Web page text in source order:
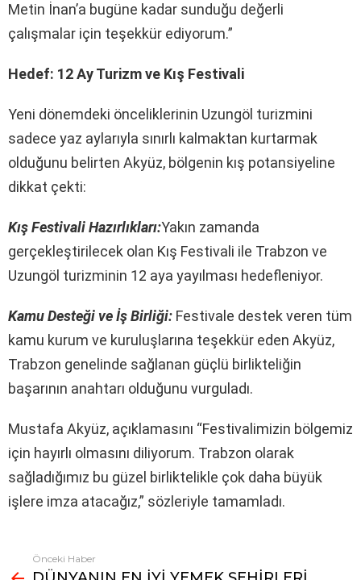
Metin İnan’a bugüne kadar sunduğu değerli
çalışmalar için teşekkür ediyorum.”
Hedef: 12 Ay Turizm ve Kış Festivali
Yeni dönemdeki önceliklerinin Uzungöl turizmini
sadece yaz aylarıyla sınırlı kalmaktan kurtarmak
olduğunu belirten Akyüz, bölgenin kış potansiyeline
dikkat çekti:
Kış Festivali Hazırlıkları:Yakın zamanda
gerçekleştirilecek olan Kış Festivali ile Trabzon ve
Uzungöl turizminin 12 aya yayılması hedefleniyor.
Kamu Desteği ve İş Birliği: Festivale destek veren tüm
kamu kurum ve kuruluşlarına teşekkür eden Akyüz,
Trabzon genelinde sağlanan güçlü birlikteliğin
başarının anahtarı olduğunu vurguladı.
Mustafa Akyüz, açıklamasını “Festivalimizin bölgemiz
için hayırlı olmasını diliyorum. Trabzon olarak
sağladığımız bu güzel birliktelikle çok daha büyük
işlere imza atacağız,” sözleriyle tamamladı.
Fazlasına
bak
Önceki Haber